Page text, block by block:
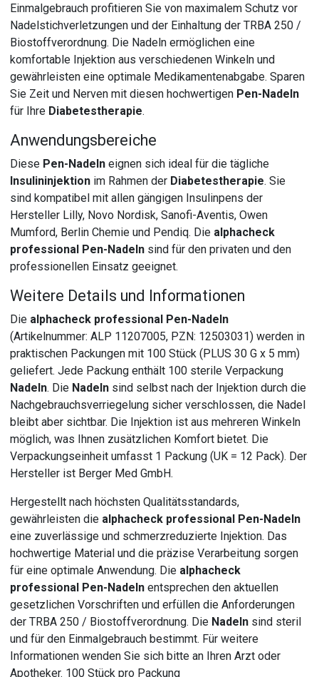
Einmalgebrauch profitieren Sie von maximalem Schutz vor
Nadelstichverletzungen und der Einhaltung der TRBA 250 /
Biostoffverordnung. Die Nadeln ermöglichen eine
komfortable Injektion aus verschiedenen Winkeln und
gewährleisten eine optimale Medikamentenabgabe. Sparen
Sie Zeit und Nerven mit diesen hochwertigen Pen-Nadeln
für Ihre Diabetestherapie.
Anwendungsbereiche
Diese Pen-Nadeln eignen sich ideal für die tägliche
Insulininjektion im Rahmen der Diabetestherapie. Sie
sind kompatibel mit allen gängigen Insulinpens der
Hersteller Lilly, Novo Nordisk, Sanofi-Aventis, Owen
Mumford, Berlin Chemie und Pendiq. Die alphacheck
professional Pen-Nadeln sind für den privaten und den
professionellen Einsatz geeignet.
Weitere Details und Informationen
Die alphacheck professional Pen-Nadeln
(Artikelnummer: ALP 11207005, PZN: 12503031) werden in
praktischen Packungen mit 100 Stück (PLUS 30 G x 5 mm)
geliefert. Jede Packung enthält 100 sterile Verpackung
Nadeln. Die Nadeln sind selbst nach der Injektion durch die
Nachgebrauchsverriegelung sicher verschlossen, die Nadel
bleibt aber sichtbar. Die Injektion ist aus mehreren Winkeln
möglich, was Ihnen zusätzlichen Komfort bietet. Die
Verpackungseinheit umfasst 1 Packung (UK = 12 Pack). Der
Hersteller ist Berger Med GmbH.
Hergestellt nach höchsten Qualitätsstandards,
gewährleisten die alphacheck professional Pen-Nadeln
eine zuverlässige und schmerzreduzierte Injektion. Das
hochwertige Material und die präzise Verarbeitung sorgen
für eine optimale Anwendung. Die alphacheck
professional Pen-Nadeln entsprechen den aktuellen
gesetzlichen Vorschriften und erfüllen die Anforderungen
der TRBA 250 / Biostoffverordnung. Die Nadeln sind steril
und für den Einmalgebrauch bestimmt. Für weitere
Informationen wenden Sie sich bitte an Ihren Arzt oder
Apotheker. 100 Stück pro Packung